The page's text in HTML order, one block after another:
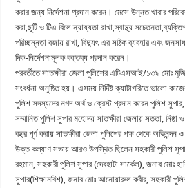
করার জন্য নির্দেশনা প্রদান করেন। মেসে উন্নত খাবার
করা,ছুটি ও টিএ বিলে ন্যায্যতা রাখা,স্বাস্থ্য
পরিচ্ছন্নতা বজায় রাখা, বিদ্যুৎ এর সঠিক ব্যবহার এবং
দিক-নির্দেশনামূলক বক্তব্য প্রদান করেন।
পরবর্তীতে সাতক্ষীরা জেলা পুলিশের এটিএসআই/১৩৯ মোঃ
সংবর্ধনা অনুষ্ঠিত হয়। এসময় নির্দিষ্ট ক্যাটাগরিতে ভালো
পুলিশ সদস্যদের নগদ অর্থ ও ক্রেস্ট প্রদান করেন পুলিশ
সম্মানিত পুলিশ সুপার মহোদয় সাতক্ষীরা জেলায় সততা,
বছর পূর্ণ করায় সাতক্ষীরা জেলা পুলিশের পক্ষ থেকে অভিনন্দন
উক্ত কল্যাণ সভায় আরও উপস্থিত ছিলেন সহকারী পুলিশ
রহমান, সহকারী পুলিশ সুপার (দেবহাটা সার্কেল), জনাব মোঃ
সুপার(শিক্ষানবিশ), জনাব মোঃ আনোয়ারুল কবীর, সহকারী